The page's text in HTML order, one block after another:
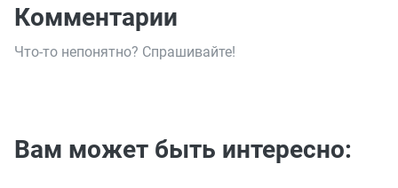
Комментарии
Что-то непонятно? Спрашивайте!
Вам может быть интересно: